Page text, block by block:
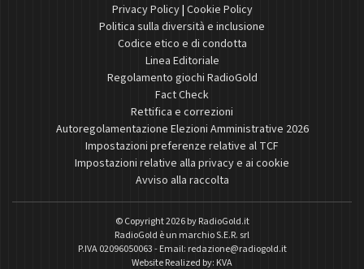
Privacy Policy| Cookie Policy
Politica sulla diversità e inclusione
Codice etico e di condotta
Linea Editoriale
Regolamento giochi RadioGold
Fact Check
Rettifica e correzioni
Autoregolamentazione Elezioni Amministrative 2026
Impostazioni preferenze relative al TCF
Impostazioni relative alla privacy e ai cookie
Avviso alla raccolta
© Copyright 2026 byRadioGold.it
RadioGold è un marchio S.E.R. srl
P.IVA 02096050063 - Email: redazione@radiogold.it
Website Realized by: KVA